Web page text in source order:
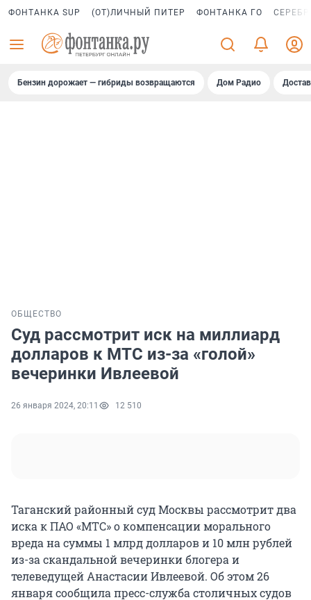
ФОНТАНКА SUP (ОТ)ЛИЧНЫЙ ПИТЕР ФОНТАНКА ГО
Бензин дорожает — гибриды возвращаются Дом Радио
ОБЩЕСТВО
Суд рассмотрит иск на миллиард
долларов к МТС из-за «голой»
вечеринки Ивлеевой
26 января 2024, 20:11 12 510
Таганский районный суд Москвы рассмотрит два
иска к ПАО «МТС» о компенсации морального
вреда на суммы 1 млрд долларов и 10 млн рублей
из-за скандальной вечеринки блогера и
телеведущей Анастасии Ивлеевой. Об этом 26
января сообщила пресс-служба столичных судов